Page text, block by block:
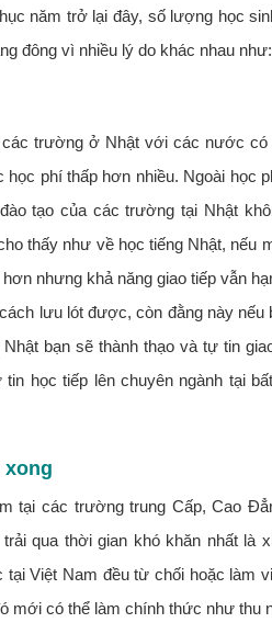
năm trở lại đây, số lượng học
đông vì nhiều lý do khác nhau như:
trường ở Nhật với các nước có
phí thấp hơn nhiều. Ngoài học
tạo của các trường tại Nhật
thấy như về học tiếng Nhật, nếu
nhưng khả năng giao tiếp vẫn
lưu lót được, còn đằng này nếu
bạn sẽ thành thạo và tự tin
học tiếp lên chuyên ngành tại
xong
tại các trường trung Cấp, Cao
qua thời gian khó khăn nhất là
tại Việt Nam đều từ chối hoặc làm
mới có thể làm chính thức như thu